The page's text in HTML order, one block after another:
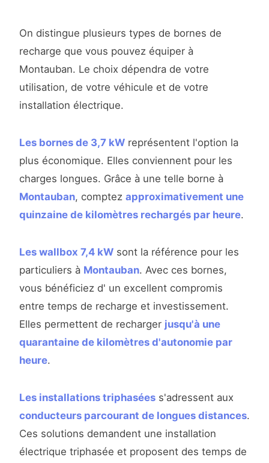
On distingue plusieurs types de bornes de
recharge que vous pouvez équiper à
Montauban. Le choix dépendra de votre
utilisation, de votre véhicule et de votre
installation électrique.
Les bornes de 3,7 kW représentent l'option la
plus économique. Elles conviennent pour les
charges longues. Grâce à une telle borne à
Montauban, comptez approximativement une
quinzaine de kilomètres rechargés par heure.
Les wallbox 7,4 kW sont la référence pour les
particuliers à Montauban. Avec ces bornes,
vous bénéficiez d' un excellent compromis
entre temps de recharge et investissement.
Elles permettent de recharger jusqu'à une
quarantaine de kilomètres d'autonomie par
heure.
Les installations triphasées s'adressent aux
conducteurs parcourant de longues distances.
Ces solutions demandent une installation
électrique triphasée et proposent des temps de